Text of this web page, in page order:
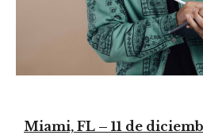
Miami, FL – 11 de